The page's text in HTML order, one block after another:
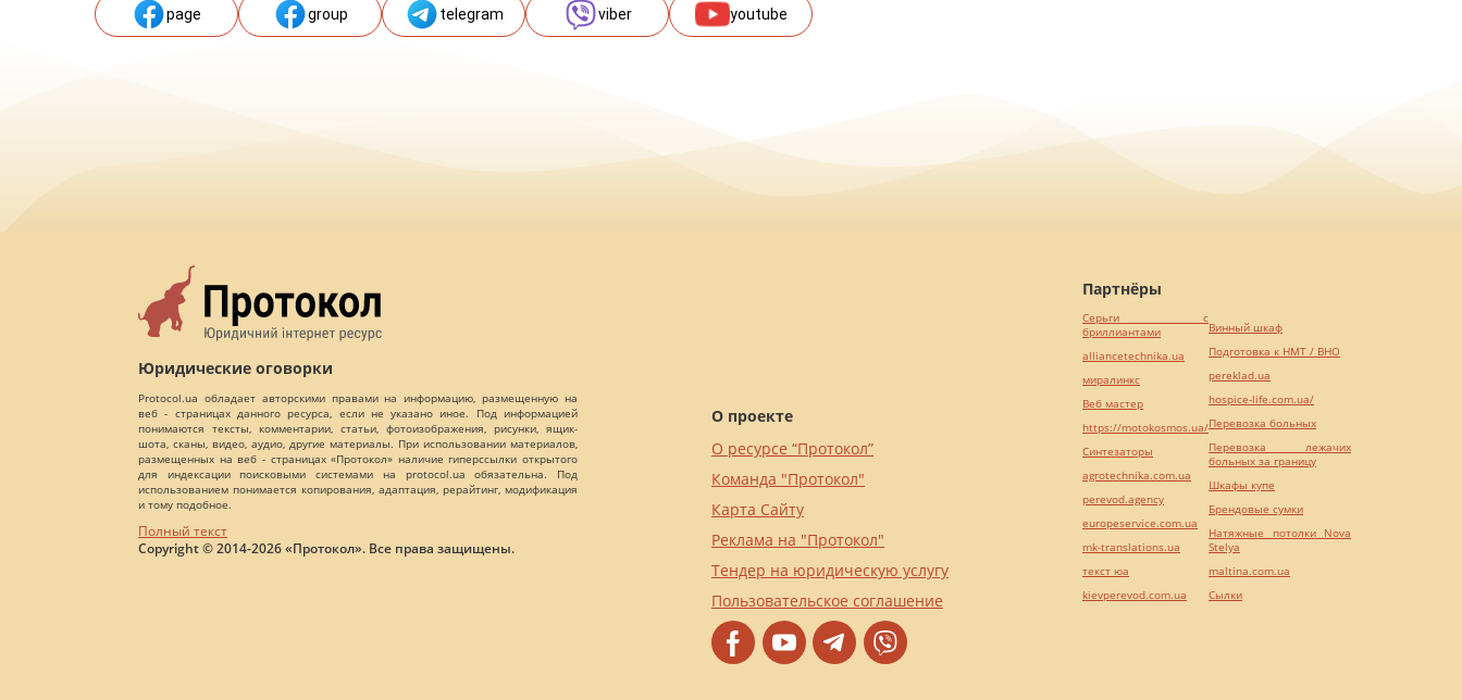
page group telegram viber youtube
Юридические оговорки
Protocol.ua обладает авторскими правами на информацию, размещенную на
веб - страницах данного ресурса, если не указано иное. Под информацией
понимаются тексты, комментарии, статьи, фотоизображения, рисунки, ящик-
шота, сканы, видео, аудио, другие материалы. При использовании материалов,
размещенных на веб - страницах «Протокол» наличие гиперссылки открытого
для индексации поисковыми системами на protocol.ua обязательна. Под
использованием понимается копирования, адаптация, рерайтинг, модификация
и тому подобное.
Полный текст
Copyright © 2014-2026 «Протокол». Все права защищены.
О проекте
О ресурсе “Протокол”
Команда "Протокол"
Карта Сайту
Реклама на "Протокол"
Тендер на юридическую услугу
Пользовательское соглашение
Партнёры
Серьги с
бриллиантами
alliancetechnika.ua
миралинкс
Веб мастер
https://motokosmos.ua/
Синтезаторы
agrotechnika.com.ua
perevod.agency
europeservice.com.ua
mk-translations.ua
текст юа
kievperevod.com.ua
Винный шкаф
Подготовка к НМТ / ВНО
pereklad.ua
hospice-life.com.ua/
Перевозка больных
Перевозка лежачих
больных за границу
Шкафы купе
Брендовые сумки
Натяжные потолки Nova
Stelya
maltina.com.ua
Cылки